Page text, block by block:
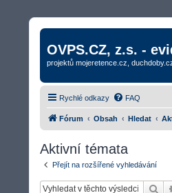
OVPS.CZ, z.s. -
projektů mojeretence.cz,
Rychlé odkazy FAQ
Fórum Obsah Hledat
Aktivní témata
Přejít na rozšířené vyhledávání